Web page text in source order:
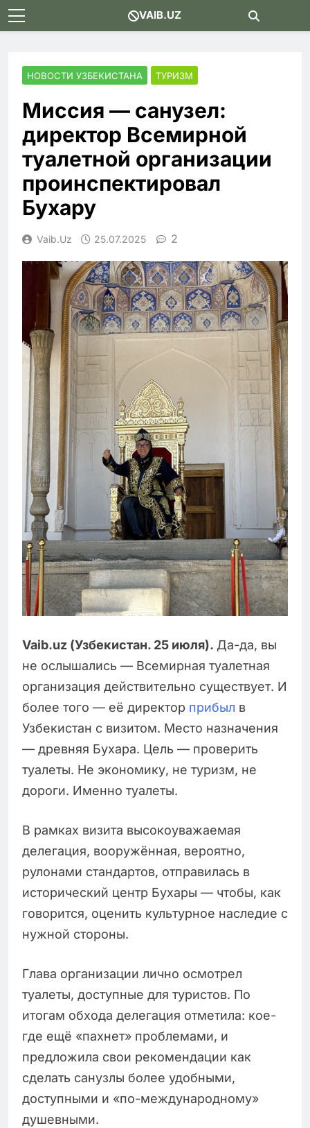
Skip
to
VAIB.UZ
НОВОСТИ УЗБЕКИСТАНА ТУРИЗМ
Миссия — санузел:
директор Всемирной
туалетной организации
проинспектировал
Бухару
Vaib.uz 25.07.2025 2
Vaib.uz (Узбекистан. 25 июля). Да-да, вы
не ослышались — Всемирная туалетная
организация действительно существует. И
более того — её директор прибыл в
Узбекистан с визитом. Место назначения
— древняя Бухара. Цель — проверить
туалеты. Не экономику, не туризм, не
дороги. Именно туалеты.
В рамках визита высокоуважаемая
делегация, вооружённая, вероятно,
рулонами стандартов, отправилась в
исторический центр Бухары — чтобы, как
говорится, оценить культурное наследие с
нужной стороны.
Глава организации лично осмотрел
туалеты, доступные для туристов. По
итогам обхода делегация отметила: кое-
где ещё «пахнет» проблемами, и
предложила свои рекомендации как
сделать санузлы более удобными,
доступными и «по-международному»
душевными.